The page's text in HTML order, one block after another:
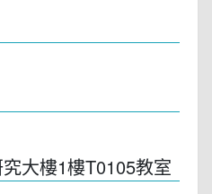
大樓1樓T0105教室